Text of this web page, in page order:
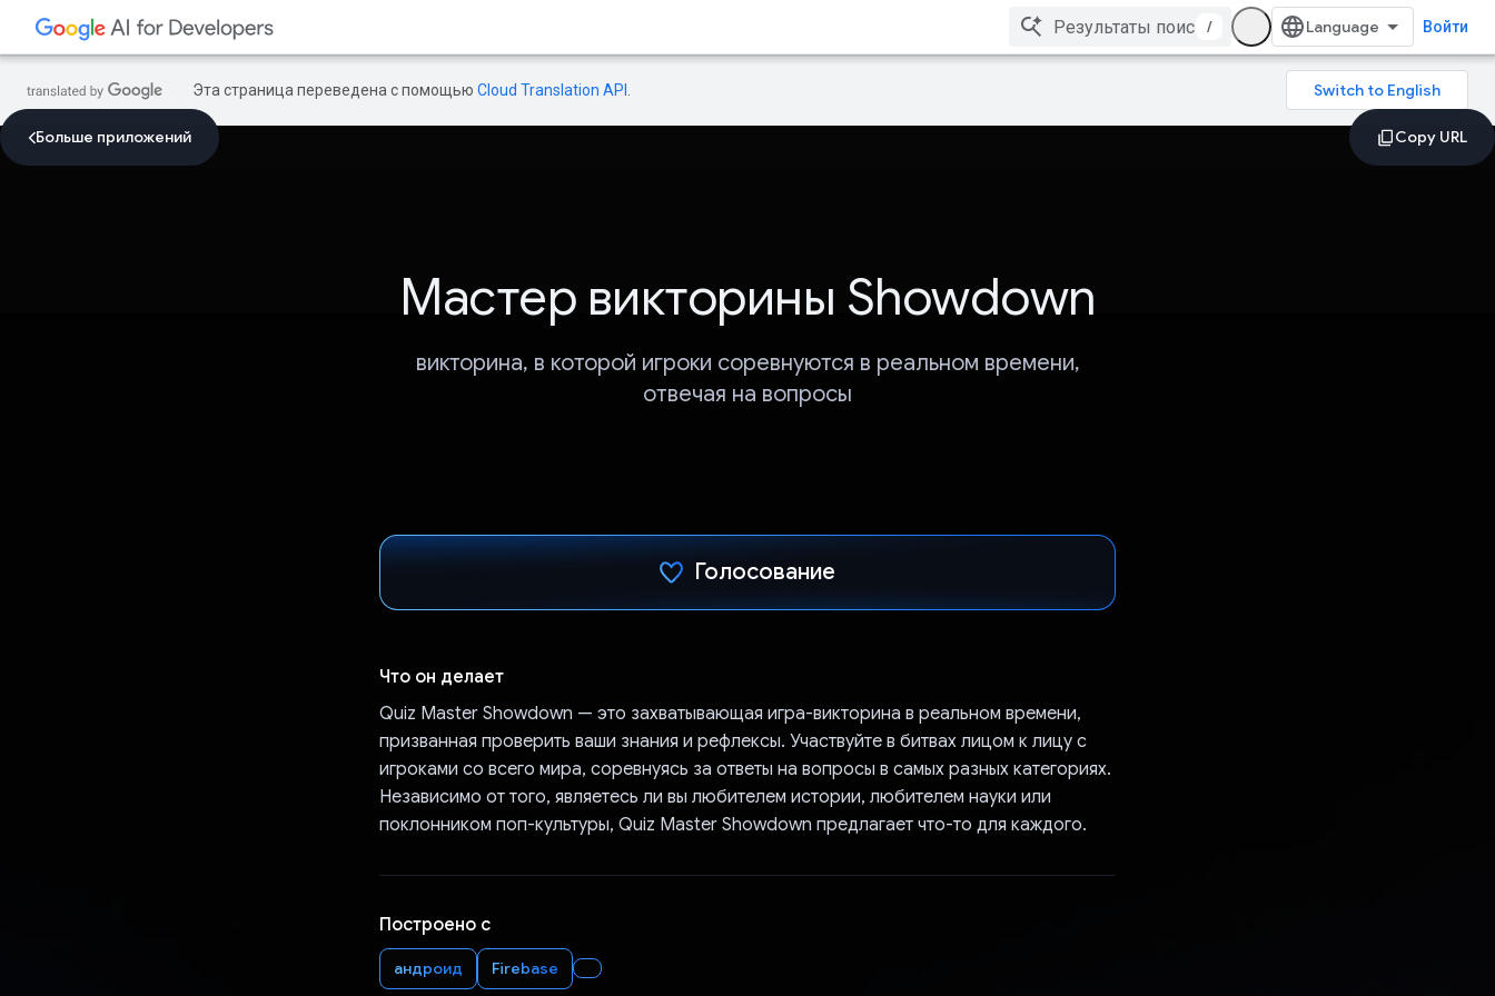
/ Войти
Эта страница переведена с помощью Cloud Translation API
Больше приложений
Мастер викторины Showdown
викторина, в которой игроки соревнуются в реальном времени,
отвечая на вопросы
Голосование
Что он делает
Quiz Master Showdown — это захватывающая игра-викторина в реальном времени,
призванная проверить ваши знания и рефлексы. Участвуйте в битвах лицом к лицу с
игроками со всего мира, соревнуясь за ответы на вопросы в самых разных категориях.
Независимо от того, являетесь ли вы любителем истории, любителем науки или
поклонником поп-культуры, Quiz Master Showdown предлагает что-то для каждого.
Построено с
андроид Firebase